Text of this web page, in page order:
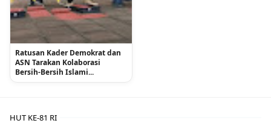
Ratusan Kader Demokrat dan
ASN Tarakan Kolaborasi
Bersih-Bersih Islami...
HUT KE-81 RI